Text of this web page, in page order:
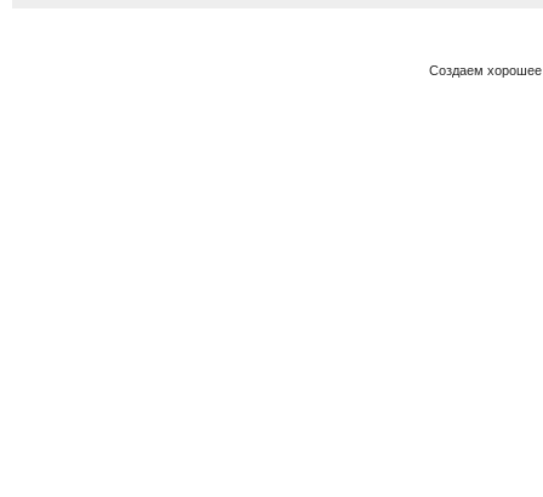
Создаем